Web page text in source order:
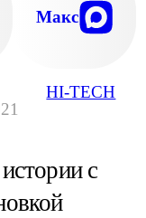
HI-TECH
Макс
с